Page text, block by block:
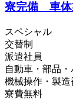
寮完備 車体
スペシャル
交替制
派遣社員
自動車・部品・
機械操作・製造
寮費無料